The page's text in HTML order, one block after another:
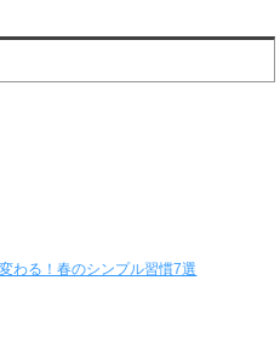
わる！春のシンプル習慣7選